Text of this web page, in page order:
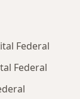
Federal
Federal